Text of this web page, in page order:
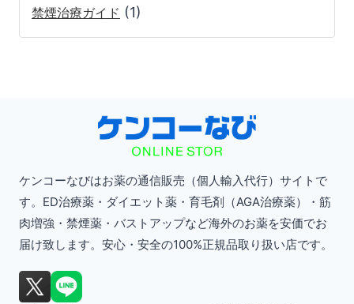
禁煙治療ガイド (1)
ケンコーなびはお薬の通信販売（個人輸入代行）サイトで
す。ED治療薬・ダイエット薬・育毛剤（AGA治療薬）・筋
肉増強・禁煙薬・バストアップなど海外のお薬を安価でお
届け致します。安心・安全の100%正規品取り扱い店です。